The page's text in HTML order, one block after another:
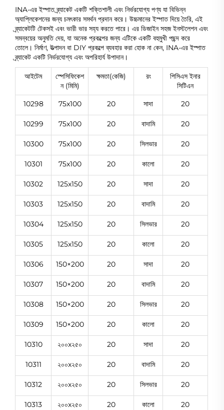
INA-এর ইস্পাত ব্র্যাকেট একটি শক্তিশালী এবং নির্ভরযোগ্য পণ্য যা বিভিন্ন
অ্যাপ্লিকেশনের জন্য চমৎকার সমর্থন প্রদান করে। উচ্চমানের ইস্পাত দিয়ে তৈরি, এই
ব্র্যাকেটটি টেকসই এবং ভারী ভার সহ্য করতে পারে। এর ডিজাইন সহজ ইনস্টলেশন এবং
সমন্বয়ের অনুমতি দেয়, যা অনেক প্রকল্পের জন্য এটিকে একটি বহুমুখী পছন্দ করে
তোলে। নির্মাণ, উত্পাদন বা DIY প্রকল্পে ব্যবহার করা হোক না কেন, INA-এর ইস্পাত
ব্র্যাকেট একটি নির্ভরযোগ্য এবং অপরিহার্য উপাদান।
আইটেম
স্পেসিফিকেশ
ন (মিমি)
ক্ষমতা(কেজি) রং
পিসিএস ইনার
সিটিএন
10298
75x100 20 সাদা 20
10299 75x100 20 বাদামি 20
10300 75x100 20 সিলভার 20
10301 75x100 20 কালো 20
10302 125x150 20 সাদা 20
10303 125x150 20 বাদামি 20
10304 125x150 20 সিলভার 20
10305 125x150 20 কালো 20
10306 150×200 20 সাদা 20
10307 150×200 20 বাদামি 20
10308 150×200 20 সিলভার 20
10309 150×200 20 কালো 20
10310 ২০০x২৫০ 20 সাদা 20
10311 ২০০x২৫০ 20 বাদামি 20
10312 ২০০x২৫০ 20 সিলভার 20
10313 ২০০x২৫০ 20 কালো 20